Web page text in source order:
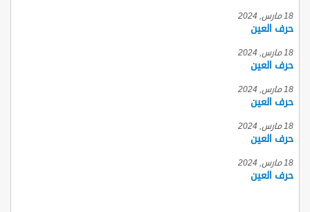
18 مارس, 2024
حرف العين
18 مارس, 2024
حرف العين
18 مارس, 2024
حرف العين
18 مارس, 2024
حرف العين
18 مارس, 2024
حرف العين